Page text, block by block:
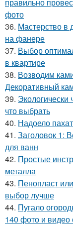
фото
36. Мастерство в
на фанере
37. Выбор
в квартире
38. Возводим
Декоративный
39.
что выбрать
40. Надоело
41. Заголовок 1:
для ванн
42. Простые
металла
43. Пенопласт
выбор лучше
44. Пугало
140 фото и видео